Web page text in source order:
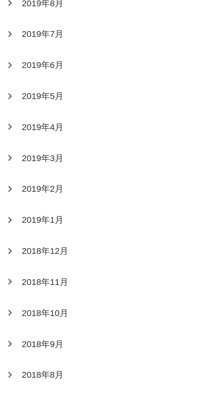
2019年8月
2019年7月
2019年6月
2019年5月
2019年4月
2019年3月
2019年2月
2019年1月
2018年12月
2018年11月
2018年10月
2018年9月
2018年8月